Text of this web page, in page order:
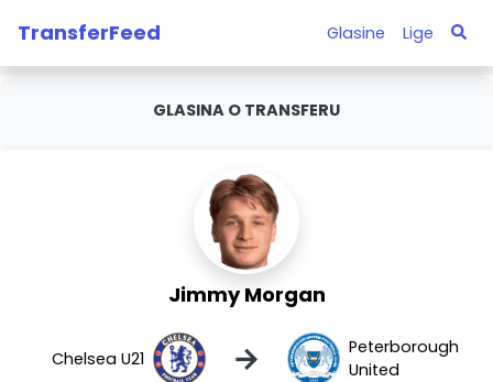
TransferFeed Glasine Lige
GLASINA O TRANSFERU
Jimmy Morgan
Chelsea U21 →
Peterborough
United